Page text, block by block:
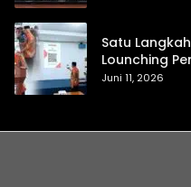
Satu
Lounching
Qris
Juni 11, 2026